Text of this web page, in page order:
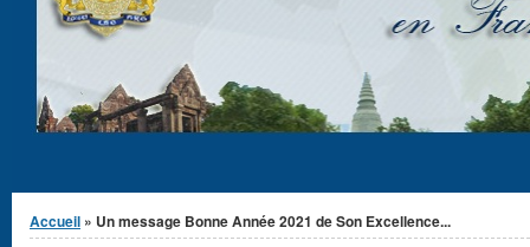
Vous êtes ici
Accueil » Un message Bonne Année 2021 de Son Excellence...